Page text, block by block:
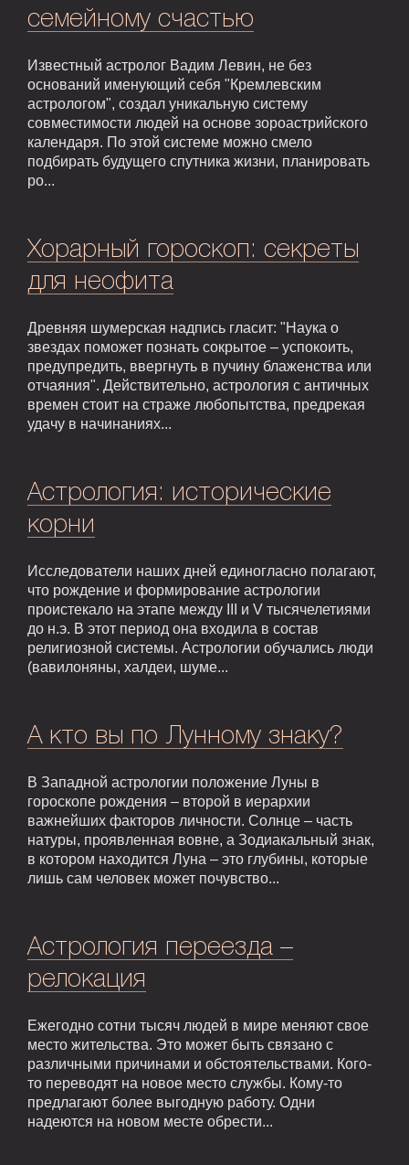
семейному счастью
Известный астролог Вадим Левин, не без
оснований именующий себя "Кремлевским
астрологом", создал уникальную систему
совместимости людей на основе зороастрийского
календаря. По этой системе можно смело
подбирать будущего спутника жизни, планировать
ро...
Хорарный гороскоп: секреты
для неофита
Древняя шумерская надпись гласит: "Наука о
звездах поможет познать сокрытое – успокоить,
предупредить, ввергнуть в пучину блаженства или
отчаяния". Действительно, астрология с античных
времен стоит на страже любопытства, предрекая
удачу в начинаниях...
Астрология: исторические
корни
Исследователи наших дней единогласно полагают,
что рождение и формирование астрологии
проистекало на этапе между III и V тысячелетиями
до н.э. В этот период она входила в состав
религиозной системы. Астрологии обучались люди
(вавилоняны, халдеи, шуме...
А кто вы по Лунному знаку?
В Западной астрологии положение Луны в
гороскопе рождения – второй в иерархии
важнейших факторов личности. Солнце – часть
натуры, проявленная вовне, а Зодиакальный знак,
в котором находится Луна – это глубины, которые
лишь сам человек может почувство...
Астрология переезда –
релокация
Ежегодно сотни тысяч людей в мире меняют свое
место жительства. Это может быть связано с
различными причинами и обстоятельствами. Кого-
то переводят на новое место службы. Кому-то
предлагают более выгодную работу. Одни
надеются на новом месте обрести...